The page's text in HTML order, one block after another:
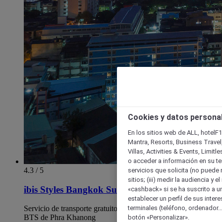
4.3 / 5
ibis Styles Bangkok Sukhumvit Phra Khanong
Servicio de transporte gratuito en autobús a la estación de
BTS de Phra Khanong
Cookies y datos
En los sitios web de ALL,
Mantra, Resorts, Business
Villas, Activities & Events,
o acceder a información en su
servicios que solicita (no puede
sitios; (iii) medir la audiencia y
«cashback» si se ha suscrito a
establecer un perfil de sus
terminales (teléfono,
botón «Personalizar».